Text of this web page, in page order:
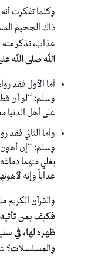
وكلما تفكرت أنه
ذاك الجحيم
عذاب، نذكر منه
الله صلى الله
أما الأول فقد
وسلم: “لو أن
على أهل
وأما الثاني
وسلم: “إن أهون
يغلي منهما
عذاباً وإنه
والقرآن الكريم
فكيف بمن
ظهره لها، في
والمسلسلات؟